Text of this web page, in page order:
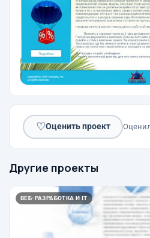
♡Оценить проект
Другие проекты
ВЕБ-РАЗРАБОТКА И IT